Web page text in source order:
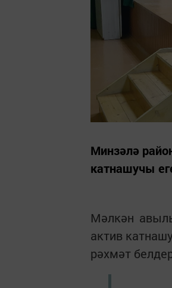
Минзәлә
катнашучы
Мәлкән
актив
рәхмәт